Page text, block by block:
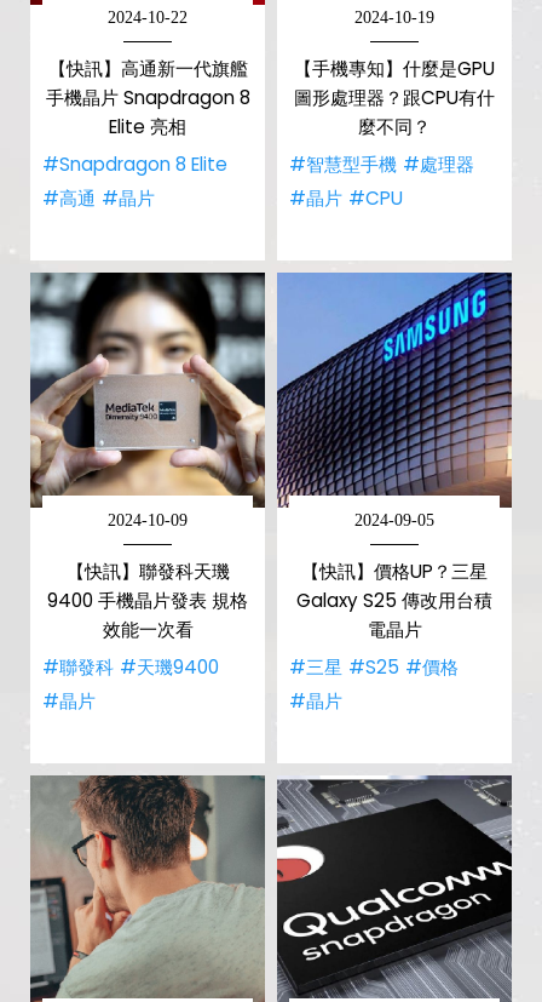
2024-10-22
【快訊】高通新一代旗艦
手機晶片 Snapdragon 8
Elite 亮相
#Snapdragon 8 Elite
#高通 #晶片
2024-10-19
【手機專知】什麼是GPU
圖形處理器？跟CPU有什
麼不同？
#智慧型手機 #處理器
#晶片 #CPU
2024-10-09
【快訊】聯發科天璣
9400 手機晶片發表 規格
效能一次看
#聯發科 #天璣9400
#晶片
2024-09-05
【快訊】價格UP？三星
Galaxy S25 傳改用台積
電晶片
#三星 #S25 #價格
#晶片